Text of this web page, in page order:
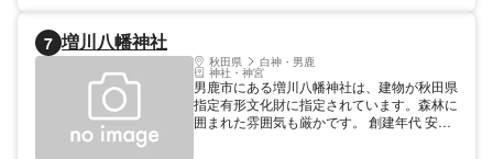
7 増川八幡神社
秋田県 白神・男鹿
神社・神宮
男鹿市にある増川八幡神社は、建物が秋田県
指定有形文化財に指定されています。森林に
囲まれた雰囲気も厳かです。 創建年代 安土